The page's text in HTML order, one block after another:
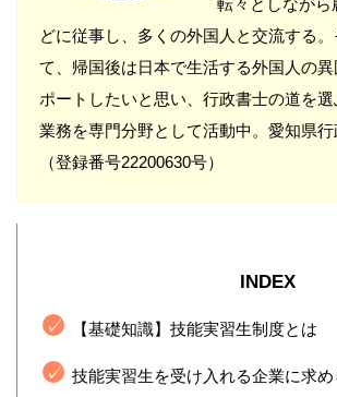
転々としながら
どに従事し、多くの外国人と交流する
て、帰国後は日本で生活する外国人の
ポートしたいと思い、行政書士の道を
業務を専門分野として活動中。愛知県
（登録番号22200630号）
INDEX
【基礎知識】技能実習生制度とは
技能実習生を受け入れる企業に求